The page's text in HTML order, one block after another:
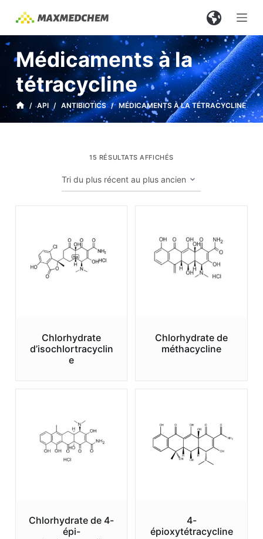
s
a
u
Médicaments à la
tétracycline
/ API / ANTIBIOTICS / MÉDICAMENTS À LA TÉTRACYCLINE
15 RÉSULTATS AFFICHÉS
Chlorhydrate
d’isochlortracyclin
e
Chlorhydrate de
méthacycline
Chlorhydrate de 4-
épi-
4-
épioxytétracycline